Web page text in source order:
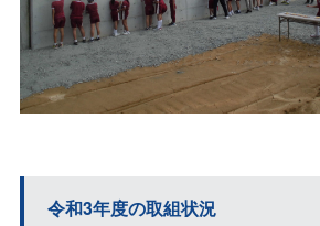
令和3年度の取組状況